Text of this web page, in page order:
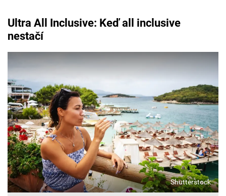
Ultra All Inclusive: Keď all inclusive
nestačí
Shutterstock